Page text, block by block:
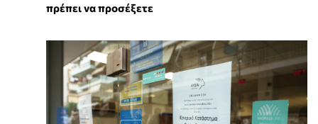
πρέπει να προσέξετε